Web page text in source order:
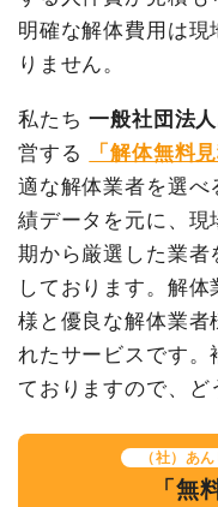
値引き
小計
消費税
合計金額
内装解体店舗103坪1階
て
諸経費
値引き
小計
消費税
合計金額
明確な解体費用は
りません。
私たち一般社団法
営する
「解体無料
適な解体業者を選
績データを元に、
期から厳選した業
しております。解
様と優良な解体業者
れたサービスです。
ておりますので、ど
（社）あ
「無